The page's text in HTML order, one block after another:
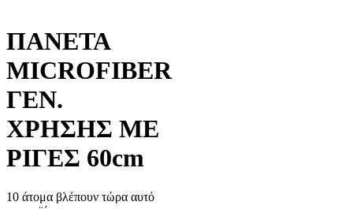
ΠΑΝΕΤΑ
MICROFIBER
ΓΕΝ.
ΧΡΗΣΗΣ ΜΕ
ΡΙΓΕΣ 60cm
10 άτομα βλέπουν τώρα αυτό